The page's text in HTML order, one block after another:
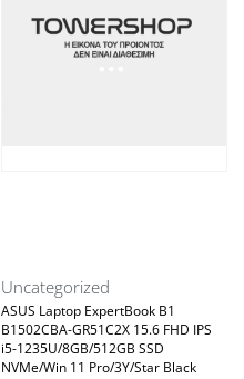
Uncategorized
ASUS Laptop ExpertBook B1
B1502CBA-GR51C2X 15.6 FHD IPS
i5-1235U/8GB/512GB SSD
NVMe/Win 11 Pro/3Y/Star Black